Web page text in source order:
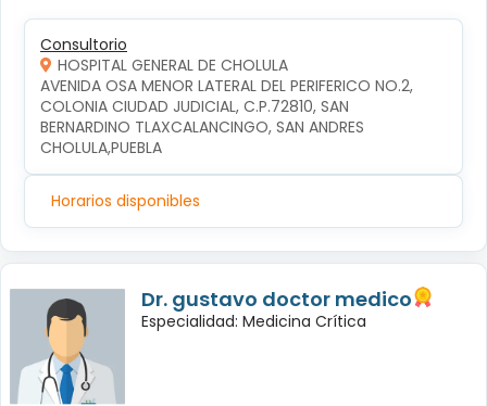
Consultorio
HOSPITAL GENERAL DE CHOLULA
AVENIDA OSA MENOR LATERAL DEL PERIFERICO NO.2,
COLONIA CIUDAD JUDICIAL, C.P.72810, SAN
BERNARDINO TLAXCALANCINGO, SAN ANDRES
CHOLULA,PUEBLA
Horarios disponibles
Dr. gustavo doctor medico
Especialidad: Medicina Crítica